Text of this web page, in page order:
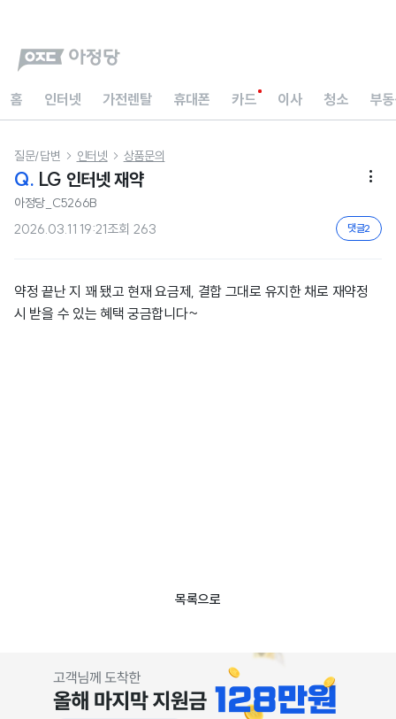
홈 인터넷 가전렌탈 휴대폰 카드 이사 청소 부
질문/답변  인터넷  상품문의
Q. LG 인터넷 재약 
아정당_C5266B
2026.03.11 19:21조회 263 댓글2
약정 끝난 지 꽤 됐고 현재 요금제, 결합 그대로 유지한 채로 재약정
시 받을 수 있는 혜택 궁금합니다~
목록으로